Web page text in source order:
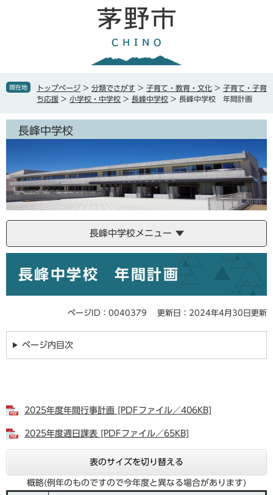
で
ば
本
現在地 トップページ > 分類でさがす > 子育て・教育・文化 > 子育て・子育
ち応援 > 小学校・中学校 > 長峰中学校 > 長峰中学校 年間計画
長峰中学校
長峰中学校メニュー
長峰中学校 年間計画
ページID：0040379 更新日：2024年4月30日更新
ページ内目次
2025年度年間行事計画 [PDFファイル／406KB]
2025年度週日課表 [PDFファイル／65KB]
表のサイズを切り替える
概略(例年のものですので今年度と異なる場合があります)